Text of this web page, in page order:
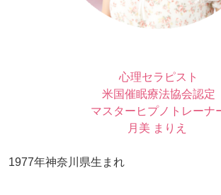
心理セラピスト
米国催眠療法協会認定
マスターヒプノトレーナ
月美 まりえ
1977年神奈川県生まれ